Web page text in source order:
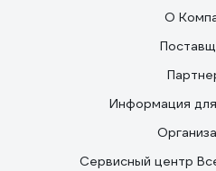
О
Информация
Сервисный центр